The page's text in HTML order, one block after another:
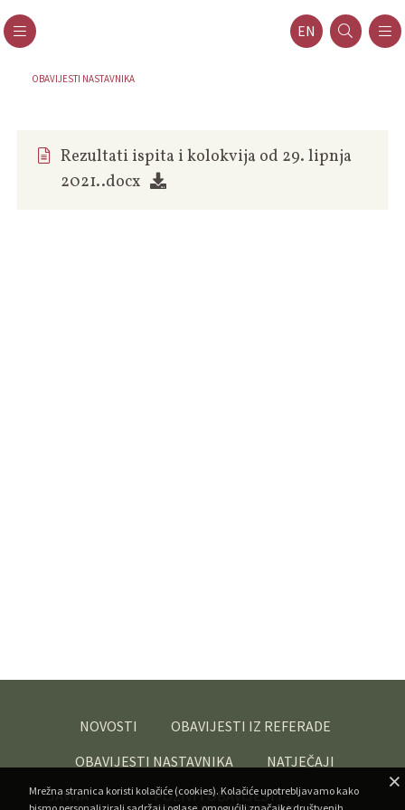
EN
OBAVIJESTI NASTAVNIKA
Rezultati ispita i kolokvija od 29. lipnja
2021..docx
NOVOSTI
OBAVIJESTI IZ REFERADE
OBAVIJESTI NASTAVNIKA
NATJEČAJI
JAVNA
POZIVI I OBAVIJESTI -
Mrežna stranica koristi kolačiće (cookies). Kolačiće upotrebljavamo kako